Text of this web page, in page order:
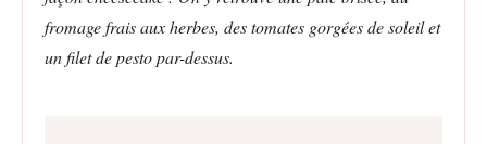
fromage frais aux herbes, des tomates gorgées de soleil et
un filet de pesto par-dessus.